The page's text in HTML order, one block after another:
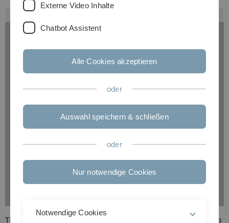
The clicking of the Standard button [2] enables the user to
Externe Video Inhalte
Chatbot Assistent
Alle Cookies akzeptieren
oder
Auswahl speichern & schließen
oder
Nur notwendige Cookies
Notwendige Cookies